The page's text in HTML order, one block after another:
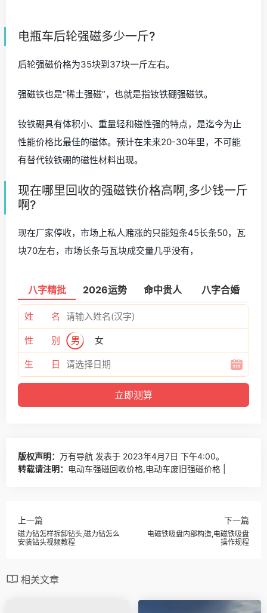
电瓶车后轮强磁多少一斤?
后轮强磁价格为35块到37块一斤左右。
强磁铁也是“稀土强磁”，也就是指钕铁硼强磁铁。
钕铁硼具有体积小、重量轻和磁性强的特点，是迄今为止
性能价格比最佳的磁体。预计在未来20-30年里，不可能
有替代钕铁硼的磁性材料出现。
现在哪里回收的强磁铁价格高啊,多少钱一斤
啊?
现在厂家停收，市场上私人赌涨的只能短条45长条50，瓦
块70左右，市场长条与瓦块成交量几乎没有，
八字精批 2026运势 命中贵人 八字合婚
姓 名
性 别 男 女
生 日
版权声明： 万有导航 发表于 2023年4月7日 下午4:00。
转载请注明： 电动车强磁回收价格,电动车废旧强磁价格 |
上一篇
磁力钻怎样拆卸钻头,磁力钻怎么
安装钻头视频教程
下一篇
电磁铁吸盘内部构造,电磁铁吸盘
操作规程
相关文章